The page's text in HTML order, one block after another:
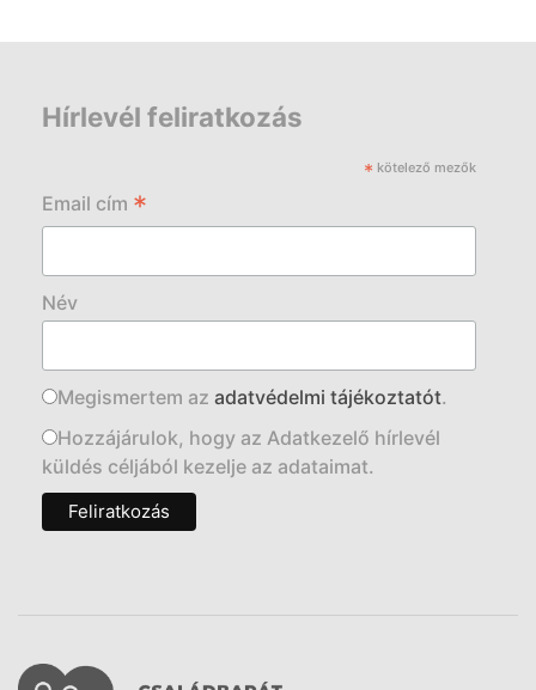
Hírlevél feliratkozás
* kötelező mezők
Email cím *
Név
Megismertem az adatvédelmi tájékoztatót.
Hozzájárulok, hogy az Adatkezelő hírlevél
küldés céljából kezelje az adataimat.